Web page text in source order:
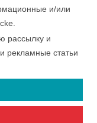
и/или
рассылку и
рекламные статьи